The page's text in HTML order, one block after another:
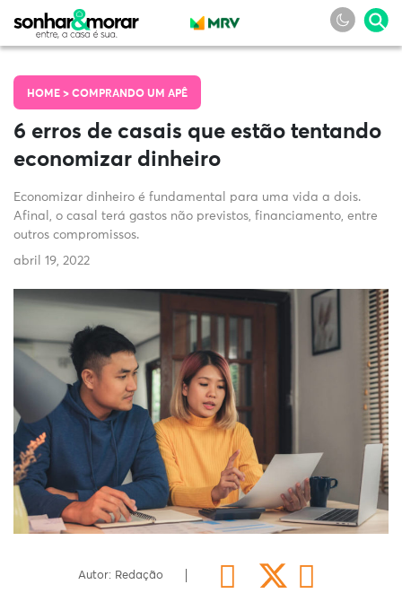
HOME > COMPRANDO UM APÊ
6 erros de casais que estão tentando
economizar dinheiro
Economizar dinheiro é fundamental para uma vida a dois.
Afinal, o casal terá gastos não previstos, financiamento, entre
outros compromissos.
abril 19, 2022
Autor: Redação